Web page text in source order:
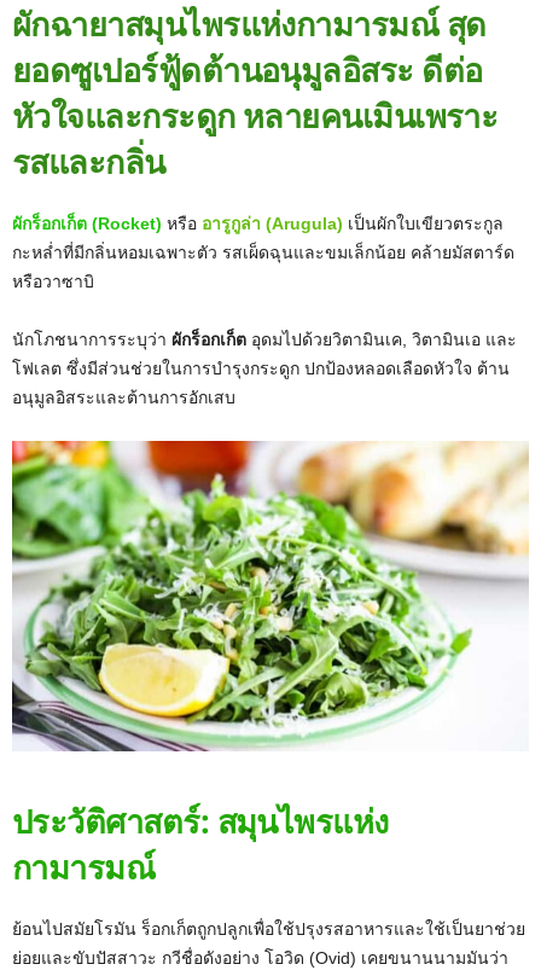
ผักฉายาสมุนไพรแห่งกามารมณ์ สุด
ยอดซูเปอร์ฟู้ดต้านอนุมูลอิสระ ดีต่อ
หัวใจและกระดูก หลายคนเมินเพราะ
รสและกลิ่น
ผักร็อกเก็ต (Rocket) หรือ อารูกูล่า (Arugula) เป็นผักใบเขียวตระกูล
กะหล่ำที่มีกลิ่นหอมเฉพาะตัว รสเผ็ดฉุนและขมเล็กน้อย คล้ายมัสตาร์ด
หรือวาซาบิ
นักโภชนาการระบุว่า ผักร็อกเก็ต อุดมไปด้วยวิตามินเค, วิตามินเอ และ
โฟเลต ซึ่งมีส่วนช่วยในการบำรุงกระดูก ปกป้องหลอดเลือดหัวใจ ต้าน
อนุมูลอิสระและต้านการอักเสบ
ประวัติศาสตร์: สมุนไพรแห่ง
กามารมณ์
ย้อนไปสมัยโรมัน ร็อกเก็ตถูกปลูกเพื่อใช้ปรุงรสอาหารและใช้เป็นยาช่วย
ย่อยและขับปัสสาวะ กวีชื่อดังอย่าง โอวิด (Ovid) เคยขนานนามมันว่า